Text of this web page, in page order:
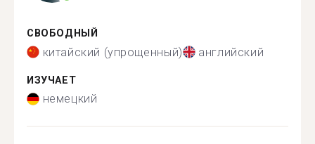
СВОБОДНЫЙ
китайский (упрощенный) английский
ИЗУЧАЕТ
немецкий